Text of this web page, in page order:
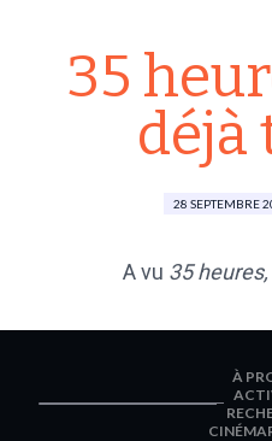
35
déjà
28 SEPTEMBRE
A vu 35
À